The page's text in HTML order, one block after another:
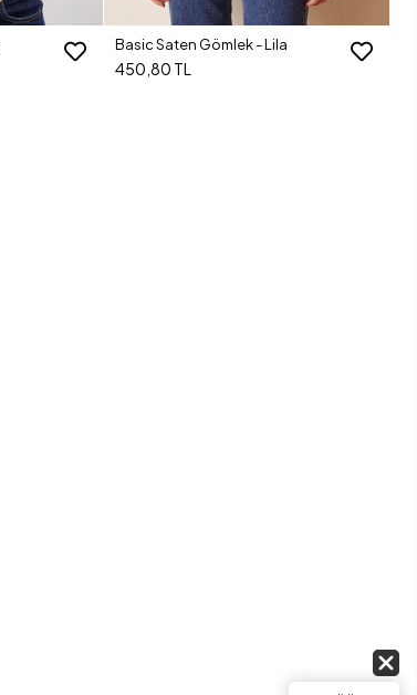
Basic Saten Gömlek - Lila
450,80 TL